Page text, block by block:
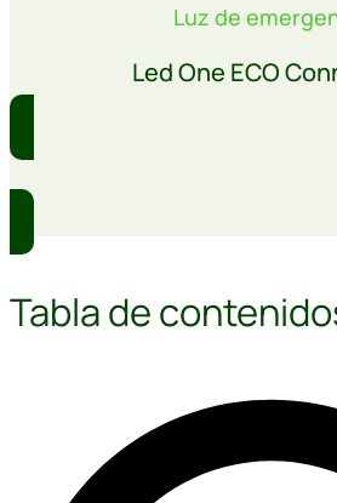
Luz de
Led One ECO
Tabla de